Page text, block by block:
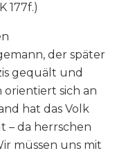
177f.)
der später
gequält und
sich an
hat das Volk
– da herrschen
müssen uns mit